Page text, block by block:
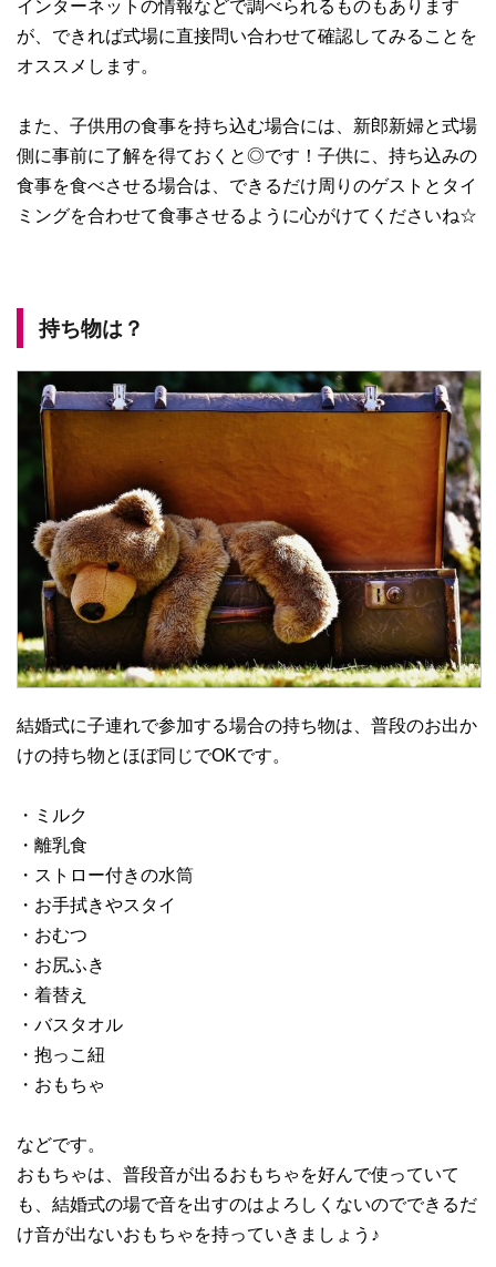
インターネットの情報などで調べられるものもあります
が、できれば式場に直接問い合わせて確認してみることを
オススメします。
また、子供用の食事を持ち込む場合には、新郎新婦と式場
側に事前に了解を得ておくと◎です！子供に、持ち込みの
食事を食べさせる場合は、できるだけ周りのゲストとタイ
ミングを合わせて食事させるように心がけてくださいね☆
持ち物は？
結婚式に子連れで参加する場合の持ち物は、普段のお出か
けの持ち物とほぼ同じでOKです。
・ミルク
・離乳食
・ストロー付きの水筒
・お手拭きやスタイ
・おむつ
・お尻ふき
・着替え
・バスタオル
・抱っこ紐
・おもちゃ
などです。
おもちゃは、普段音が出るおもちゃを好んで使っていて
も、結婚式の場で音を出すのはよろしくないのでできるだ
け音が出ないおもちゃを持っていきましょう♪